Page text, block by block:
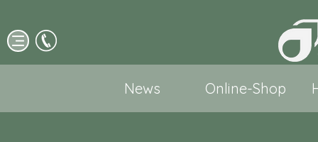
News Online-Shop